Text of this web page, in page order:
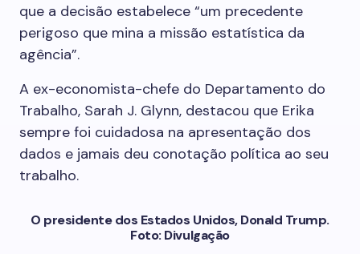
que a decisão estabelece “um precedente
perigoso que mina a missão estatística da
agência”.
A ex-economista-chefe do Departamento do
Trabalho, Sarah J. Glynn, destacou que Erika
sempre foi cuidadosa na apresentação dos
dados e jamais deu conotação política ao seu
trabalho.
O presidente dos Estados Unidos, Donald Trump.
Foto: Divulgação